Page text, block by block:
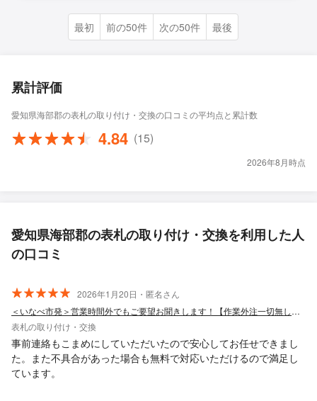
最初 前の50件 次の50件 最後
累計評価
愛知県海部郡の表札の取り付け・交換の口コミの平均点と累計数
4.84 (15)
2026年8月時点
愛知県海部郡の表札の取り付け・交換を利用した人
の口コミ
2026年1月20日・匿名さん
＜いなべ市発＞営業時間外でもご要望お聞きします！【作業外注一切無し◎】
表札の取り付け・交換
事前連絡もこまめにしていただいたので安心してお任せできまし
た。また不具合があった場合も無料で対応いただけるので満足し
ています。